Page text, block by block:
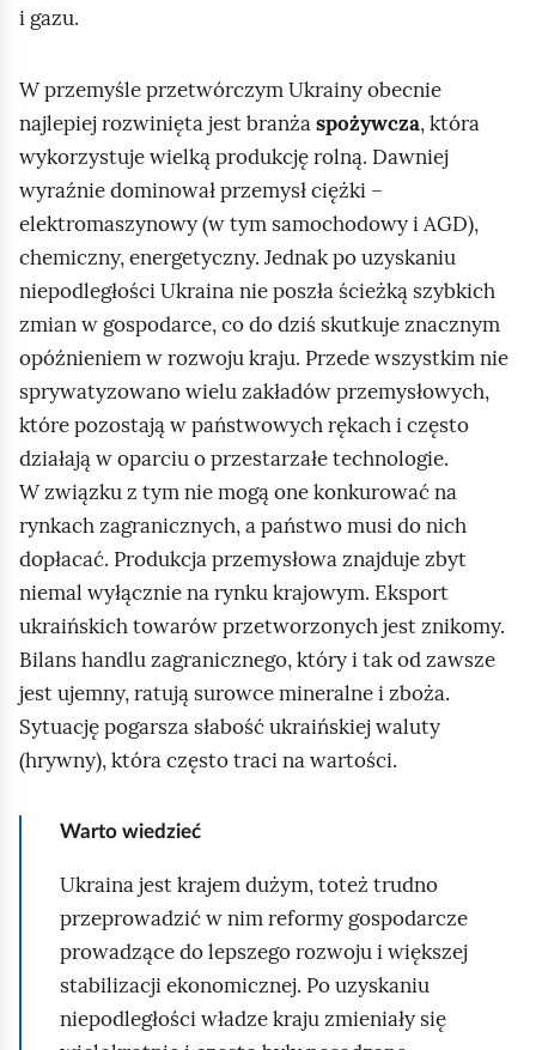
j
s
ą
s
i
a
d
ó
w
m
ć
i gazu.
W przemyśle przetwórczym Ukrainy obecnie
najlepiej rozwinięta jest branżaspożywcza, która
wykorzystuje wielką produkcję rolną. Dawniej
wyraźnie dominował przemysł ciężki –
elektromaszynowy (w tym samochodowy i AGD),
chemiczny, energetyczny. Jednak po uzyskaniu
niepodległości Ukraina nie poszła ścieżką szybkich
zmian w gospodarce, co do dziś skutkuje znacznym
opóźnieniem w rozwoju kraju. Przede wszystkim nie
sprywatyzowano wielu zakładów przemysłowych,
które pozostają w państwowych rękach i często
działają w oparciu o przestarzałe technologie.
W związku z tym nie mogą one konkurować na
rynkach zagranicznych, a państwo musi do nich
dopłacać. Produkcja przemysłowa znajduje zbyt
niemal wyłącznie na rynku krajowym. Eksport
ukraińskich towarów przetworzonych jest znikomy.
Bilans handlu zagranicznego, który i tak od zawsze
jest ujemny, ratują surowce mineralne i zboża.
Sytuację pogarsza słabość ukraińskiej waluty
(hrywny), która często traci na wartości.
Warto wiedzieć
Ukraina jest krajem dużym, toteż trudno
przeprowadzić w nim reformy gospodarcze
prowadzące do lepszego rozwoju i większej
stabilizacji ekonomicznej. Po uzyskaniu
niepodległości władze kraju zmieniały się